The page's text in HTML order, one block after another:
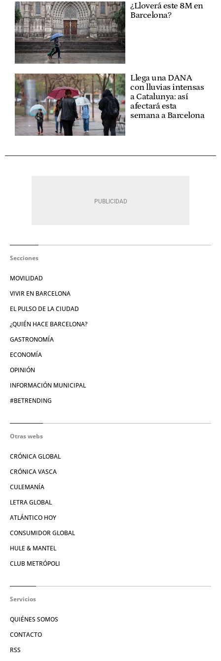
¿Lloverá este 8M en
Barcelona?
Llega una DANA
con lluvias intensas
a Catalunya: así
afectará esta
semana a Barcelona
Secciones
MOVILIDAD
VIVIR EN BARCELONA
EL PULSO DE LA CIUDAD
¿QUIÉN HACE BARCELONA?
GASTRONOMÍA
ECONOMÍA
OPINIÓN
INFORMACIÓN MUNICIPAL
#BETRENDING
Otras webs
CRÓNICA GLOBAL
CRÓNICA VASCA
CULEMANÍA
LETRA GLOBAL
ATLÁNTICO HOY
CONSUMIDOR GLOBAL
HULE & MANTEL
CLUB METRÓPOLI
Servicios
QUIÉNES SOMOS
CONTACTO
RSS